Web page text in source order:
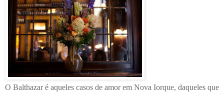
O Balthazar é aqueles casos de amor em Nova Iorque, daqueles que